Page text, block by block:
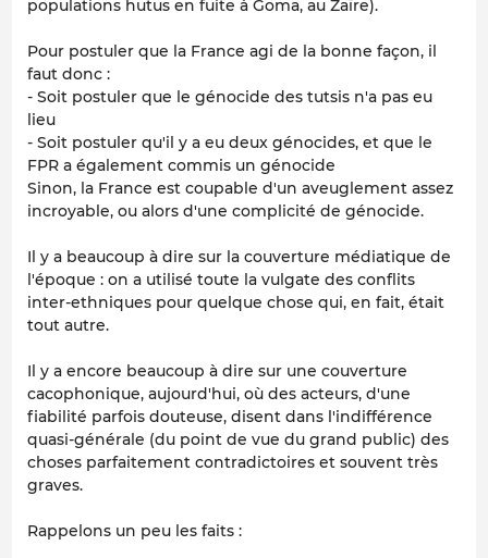
populations hutus en fuite à Goma, au Zaïre).
Pour postuler que la France agi de la bonne façon, il
faut donc :
- Soit postuler que le génocide des tutsis n'a pas eu
lieu
- Soit postuler qu'il y a eu deux génocides, et que le
FPR a également commis un génocide
Sinon, la France est coupable d'un aveuglement assez
incroyable, ou alors d'une complicité de génocide.
Il y a beaucoup à dire sur la couverture médiatique de
l'époque : on a utilisé toute la vulgate des conflits
inter-ethniques pour quelque chose qui, en fait, était
tout autre.
Il y a encore beaucoup à dire sur une couverture
cacophonique, aujourd'hui, où des acteurs, d'une
fiabilité parfois douteuse, disent dans l'indifférence
quasi-générale (du point de vue du grand public) des
choses parfaitement contradictoires et souvent très
graves.
Rappelons un peu les faits :